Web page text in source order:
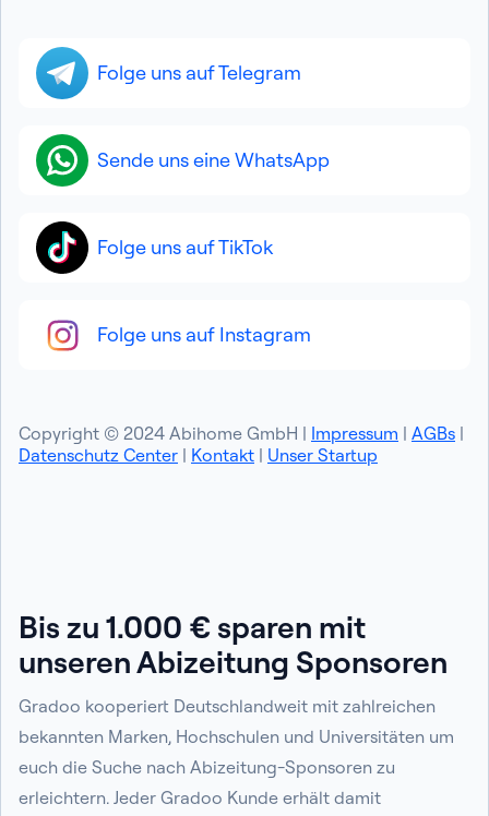
Folge uns auf Telegram
Sende uns eine WhatsApp
Folge uns auf TikTok
Folge uns auf Instagram
Copyright © 2024 Abihome GmbH | Impressum | AGBs |
Datenschutz Center | Kontakt | Unser Startup
Bis zu 1.000 € sparen mit
unseren Abizeitung Sponsoren
Gradoo kooperiert Deutschlandweit mit zahlreichen
bekannten Marken, Hochschulen und Universitäten um
euch die Suche nach Abizeitung-Sponsoren zu
erleichtern. Jeder Gradoo Kunde erhält damit